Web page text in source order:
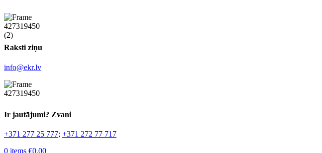
Raksti ziņu
info@ekr.lv
Ir jautājumi? Zvani
+371 277 25 777; +371 272 77 717
0 items €0.00